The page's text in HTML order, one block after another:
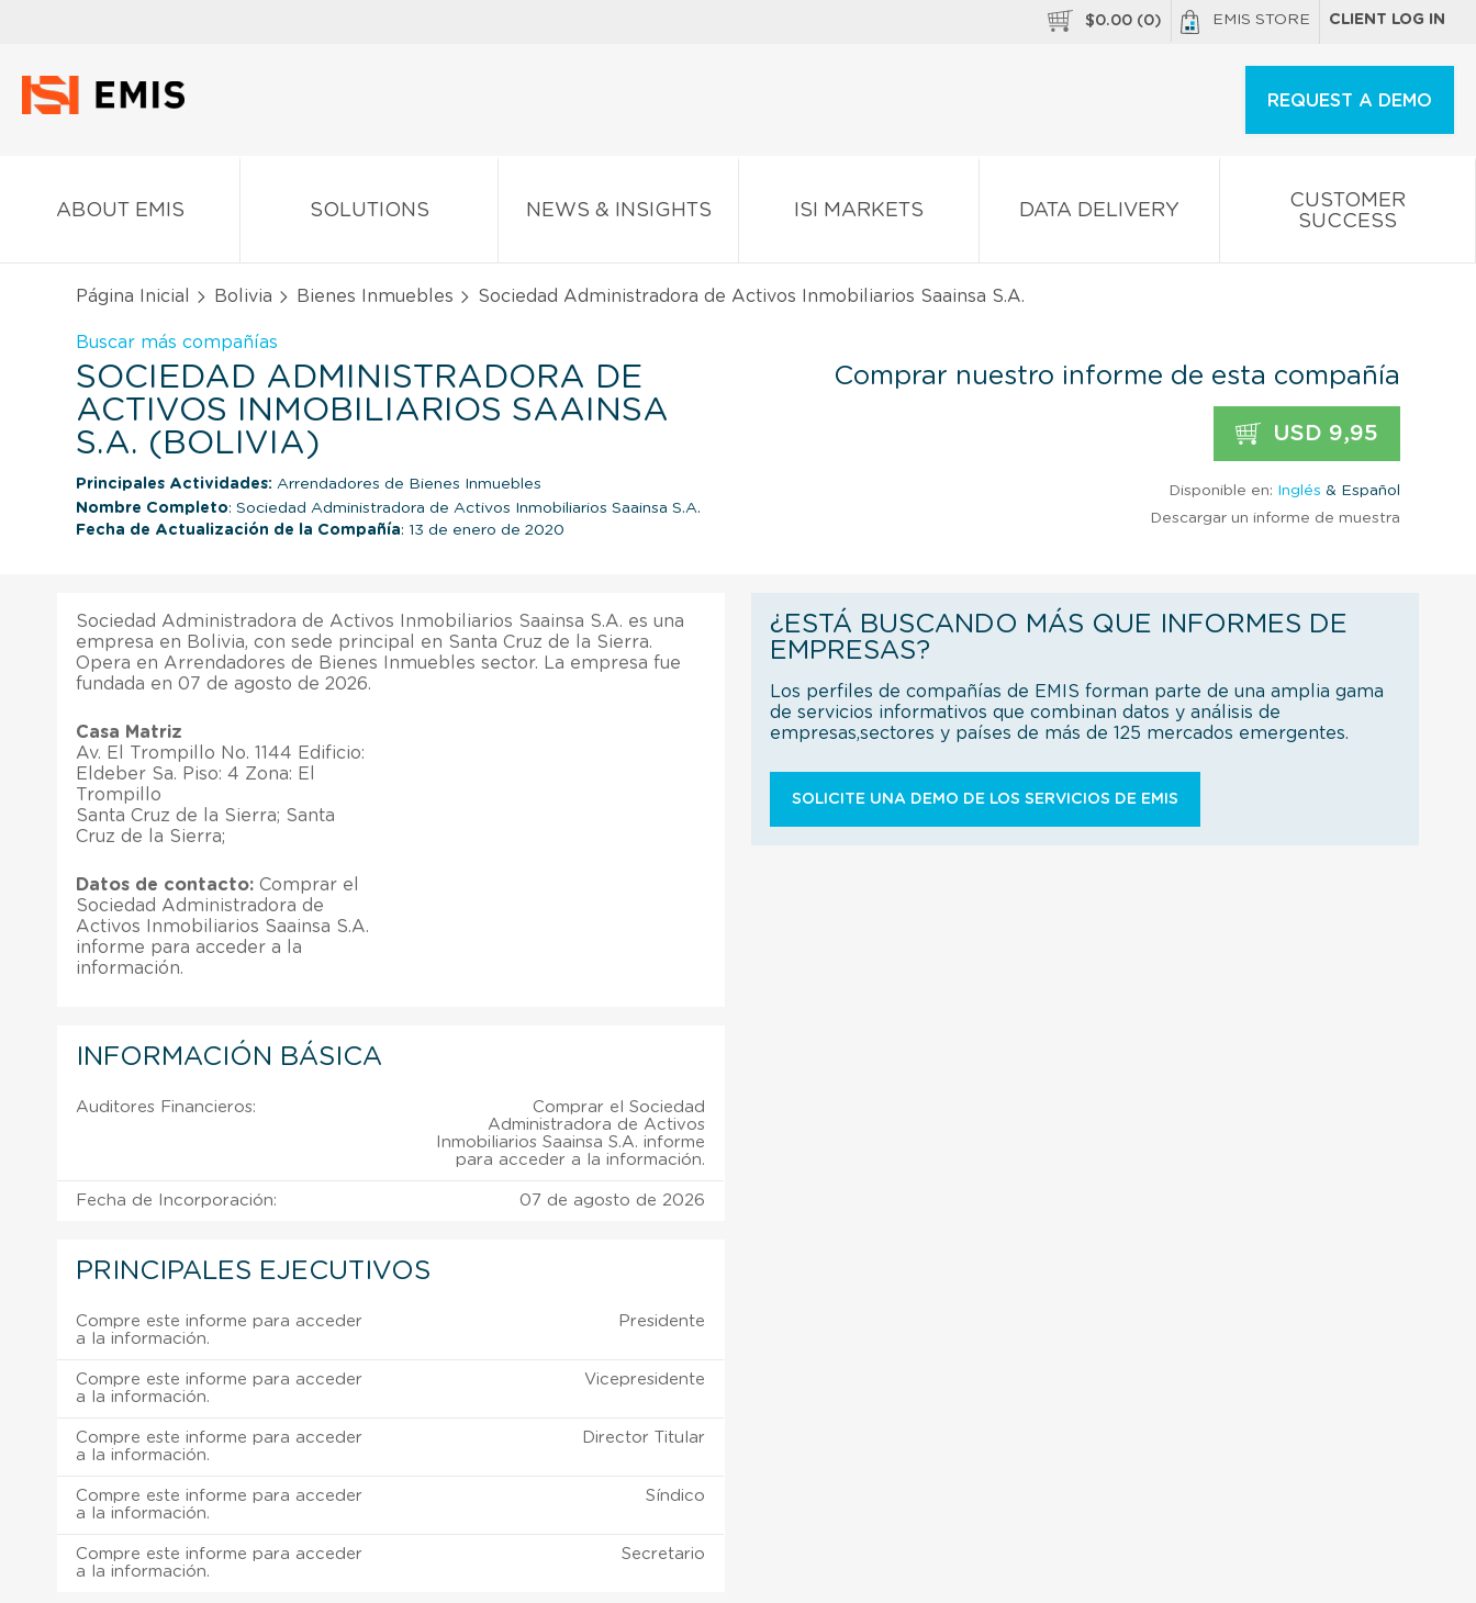
$0.00 (0) EMIS STORE CLIENT LOG IN
REQUEST A DEMO
ABOUT EMIS SOLUTIONS NEWS & INSIGHTS ISI MARKETS DATA DELIVERY
CUSTOMER
SUCCESS
Página Inicial Bolivia Bienes Inmuebles Sociedad Administradora de Activos Inmobiliarios Saainsa S.A.
Buscar más compañías
SOCIEDAD ADMINISTRADORA DE
ACTIVOS INMOBILIARIOS SAAINSA
S.A. (BOLIVIA)
Principales Actividades: Arrendadores de Bienes Inmuebles
Nombre Completo: Sociedad Administradora de Activos Inmobiliarios Saainsa S.A.
Fecha de Actualización de la Compañía: 13 de enero de 2020
Comprar nuestro informe de esta compañía
USD 9,95
Disponible en: Inglés & Español
Descargar un informe de muestra
Sociedad Administradora de Activos Inmobiliarios Saainsa S.A. es una
empresa en Bolivia, con sede principal en Santa Cruz de la Sierra.
Opera en Arrendadores de Bienes Inmuebles sector. La empresa fue
fundada en 07 de agosto de 2026.
Casa Matriz
Av. El Trompillo No. 1144 Edificio:
Eldeber Sa. Piso: 4 Zona: El
Trompillo
Santa Cruz de la Sierra; Santa
Cruz de la Sierra;
Datos de contacto: Comprar el
Sociedad Administradora de
Activos Inmobiliarios Saainsa S.A.
informe para acceder a la
información.
INFORMACIÓN BÁSICA
Auditores Financieros:
Comprar el Sociedad
Administradora de Activos
Inmobiliarios Saainsa S.A. informe
para acceder a la información.
Fecha de Incorporación: 07 de agosto de 2026
PRINCIPALES EJECUTIVOS
Compre este informe para acceder
a la información.
Presidente
Compre este informe para acceder
a la información.
Vicepresidente
Compre este informe para acceder
a la información.
Director Titular
Compre este informe para acceder
a la información.
Síndico
Compre este informe para acceder
a la información.
Secretario
¿ESTÁ BUSCANDO MÁS QUE INFORMES DE
EMPRESAS?
Los perfiles de compañías de EMIS forman parte de una amplia gama
de servicios informativos que combinan datos y análisis de
empresas,sectores y países de más de 125 mercados emergentes.
SOLICITE UNA DEMO DE LOS SERVICIOS DE EMIS